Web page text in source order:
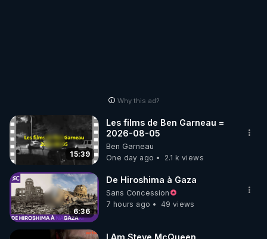
Why this ad?
15:39
Les films de Ben Garneau =
2026-08-05
Ben Garneau
One day ago
2.1 k views
6:36
De Hiroshima à Gaza
Sans Concession
7 hours ago
49 views
I Am Steve McQueen